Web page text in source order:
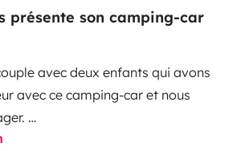
présente son camping-car
avec deux enfants qui avons
avec ce camping-car et nous
neuf et très bien équipé. Modèle